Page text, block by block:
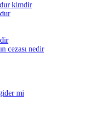
kimdir
cezası nedir
mi